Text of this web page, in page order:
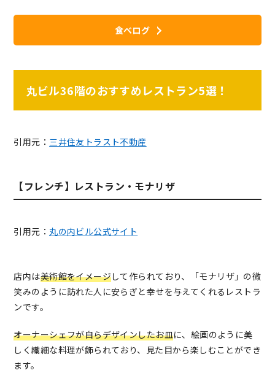
食べログ
丸ビル36階のおすすめレストラン5選！
引用元： 三井住友トラスト不動産
【フレンチ】レストラン・モナリザ
引用元： 丸の内ビル公式サイト
店内は美術館をイメージして作られており、「モナリザ」の微
笑みのように訪れた人に安らぎと幸せを与えてくれるレストラ
ンです。
オーナーシェフが自らデザインしたお皿に、絵画のように美
しく繊細な料理が飾られており、見た目から楽しむことができ
ます。